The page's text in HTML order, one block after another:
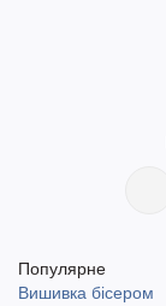
Популярне
Вишивка бісером